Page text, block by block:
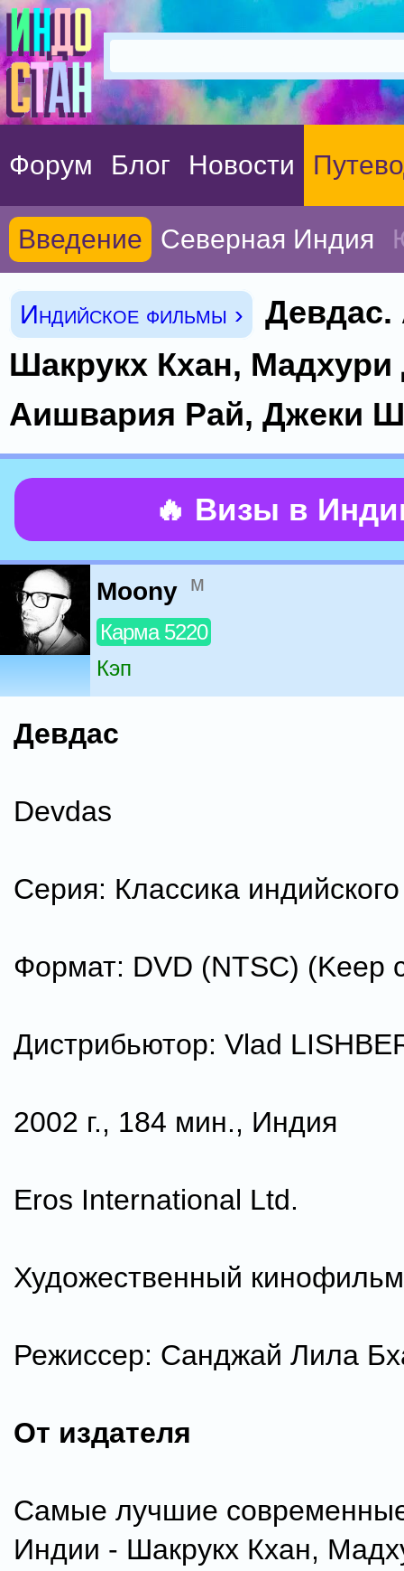
Форум Блог Новости
Введение Северная Индия
Индийское фильмы ›
Шакрукх Кхан, Мадхури
Аишвария Рай, Джеки
🔥 Визы в
Moony м
Карма 5220
Кэп
Девдас
Devdas
Серия: Классика
Формат: DVD (NTSC) (Keep
Дистрибьютор: Vlad
2002 г., 184 мин., Индия
Eros International Ltd.
Художественный кинофильм
Режиссер: Санджай Лила
От издателя
Самые лучшие
Индии - Шакрукх Кхан,